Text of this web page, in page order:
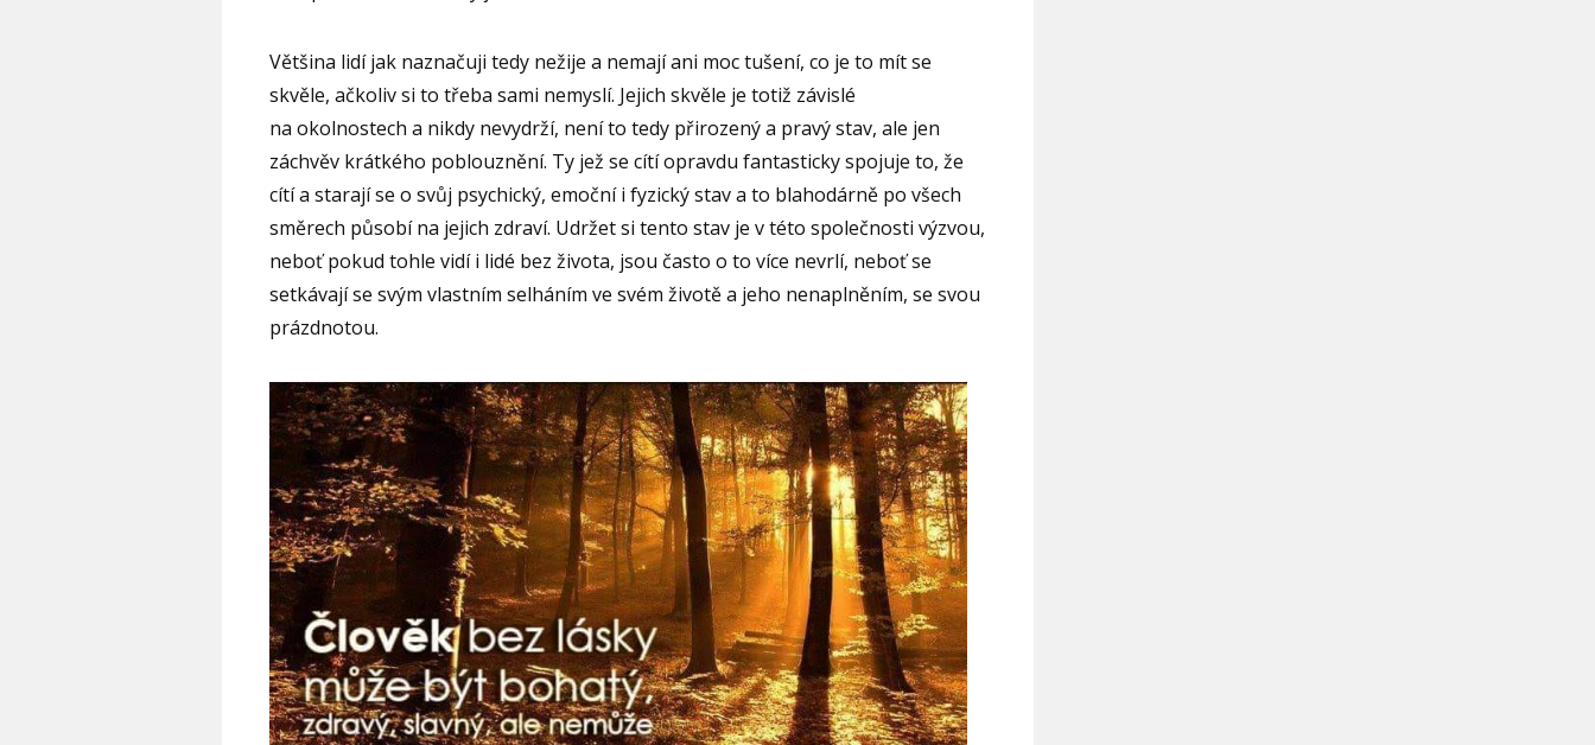
Většina lidí jak naznačuji tedy nežije a nemají ani moc tušení, co je to mít se
skvěle, ačkoliv si to třeba sami nemyslí. Jejich skvěle je totiž závislé
na okolnostech a nikdy nevydrží, není to tedy přirozený a pravý stav, ale jen
záchvěv krátkého poblouznění. Ty jež se cítí opravdu fantasticky spojuje to, že
cítí a starají se o svůj psychický, emoční i fyzický stav a to blahodárně po všech
směrech působí na jejich zdraví. Udržet si tento stav je v této společnosti výzvou,
neboť pokud tohle vidí i lidé bez života, jsou často o to více nevrlí, neboť se
setkávají se svým vlastním selháním ve svém životě a jeho nenaplněním, se svou
prázdnotou.